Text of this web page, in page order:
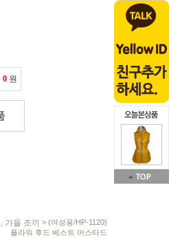
0 원
가을 조끼
> (여성용/HP-1120)
플라워 후드 베스트 머스타드